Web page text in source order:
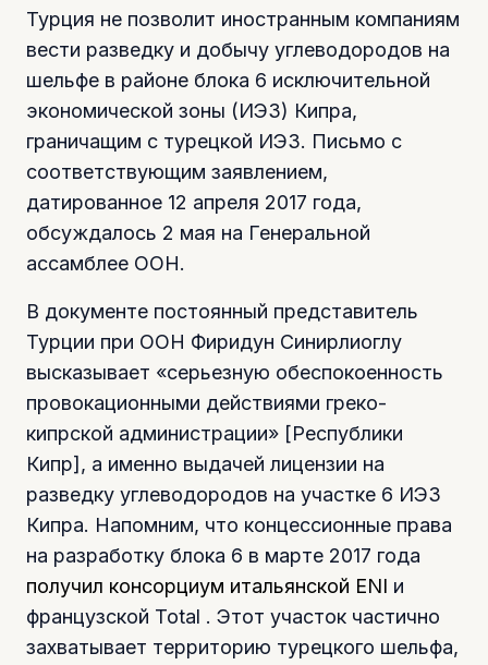
Турция не позволит иностранным компаниям
вести разведку и добычу углеводородов на
шельфе в районе блока 6 исключительной
экономической зоны (ИЭЗ) Кипра,
граничащим с турецкой ИЭЗ. Письмо с
соответствующим заявлением,
датированное 12 апреля 2017 года,
обсуждалось 2 мая на Генеральной
ассамблее ООН.
В документе постоянный представитель
Турции при ООН Фиридун Синирлиоглу
высказывает «серьезную обеспокоенность
провокационными действиями греко-
кипрской администрации» [Республики
Кипр], а именно выдачей лицензии на
разведку углеводородов на участке 6 ИЭЗ
Кипра. Напомним, что концессионные права
на разработку блока 6 в марте 2017 года
получил консорциум итальянской ENI и
французской Total . Этот участок частично
захватывает территорию турецкого шельфа,